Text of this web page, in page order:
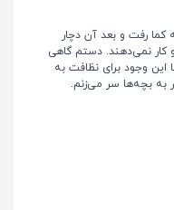
کما رفت و بعد آن دچار
نمی‌دهند. دستم گاهی
این وجود برای نظافت به
به بچه‌ها سر می‌زنم.